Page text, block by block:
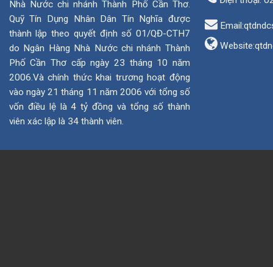
Nhà Nước chi nhánh Thành Phố Cần Thơ.
Quỹ Tín Dụng Nhân Dân Tín Nghĩa được
thành lập theo quyết định số 01/QĐ-CTH7
do Ngân Hàng Nhà Nước chi nhánh Thành
Phố Cần Thơ cấp ngày 23 tháng 10 năm
2006.Và chính thức khai trương hoạt động
vào ngày 21 tháng 11 năm 2006 với tổng số
vốn điều lệ là 4 tỷ đồng và tổng số thành
viên xác lập là 34 thành viên.
Website: